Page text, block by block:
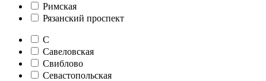
Римская
Рязанский проспект
С
Савеловская
Свиблово
Севастопольская